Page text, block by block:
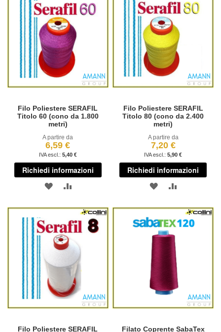
DESIDERI DESIDERI
Filo Poliestere SERAFIL
Titolo 60 (cono da 1.800
metri)
A partire da
6,59 €
5,40 €
Richiedi informazioni
AGGIUNGI
LISTA
DESIDERI
AGGIUNGI
CONFRONTO
Filo Poliestere SERAFIL
Titolo 80 (cono da 2.400
metri)
A partire da
7,20 €
5,90 €
Richiedi informazioni
AGGIUNGI
LISTA
DESIDERI
Filo Poliestere SERAFIL Filato Coprente SabaTex